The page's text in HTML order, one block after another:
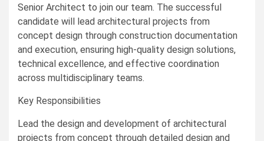
Senior Architect to join our team. The successful
candidate will lead architectural projects from
concept design through construction documentation
and execution, ensuring high-quality design solutions,
technical excellence, and effective coordination
across multidisciplinary teams.
Key Responsibilities
Lead the design and development of architectural
projects from concept through detailed design and